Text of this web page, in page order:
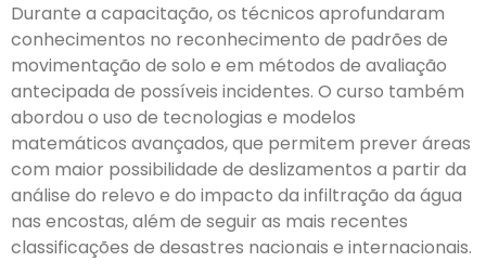
Durante a capacitação, os técnicos aprofundaram
conhecimentos no reconhecimento de padrões de
movimentação de solo e em métodos de avaliação
antecipada de possíveis incidentes. O curso também
abordou o uso de tecnologias e modelos
matemáticos avançados, que permitem prever áreas
com maior possibilidade de deslizamentos a partir da
análise do relevo e do impacto da infiltração da água
nas encostas, além de seguir as mais recentes
classificações de desastres nacionais e internacionais.